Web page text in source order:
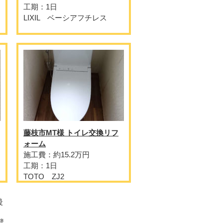
工期：1日
LIXIL ベーシアフチレス
藤枝市MT様 トイレ交換リフ
ォーム
施工費：約15.2万円
工期：1日
TOTO ZJ2